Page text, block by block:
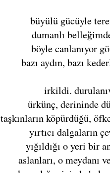
büyülü gücüyle
dumanlı
böyle canlanıyor
bazı aydın, bazı
irkildi.
ürkünç, derininde
taşkınların köpürdüğü,
yırtıcı dalgaların
yığıldığı o yeri bir
aslanları, o meydanı